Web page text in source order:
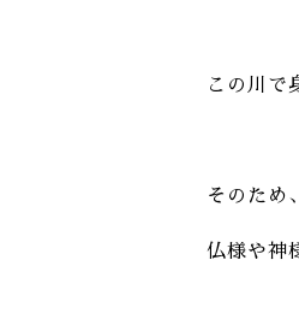
この川で
そのため
仏様や神